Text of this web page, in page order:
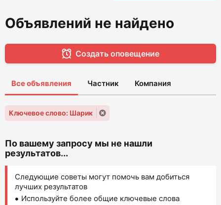
Объявлений не найдено
Создать оповещение
Все объявления Частник Компания
Ключевое слово: Шарик
По вашему запросу мы не нашли
результатов...
Следующие советы могут помочь вам добиться
лучших результатов
Используйте более общие ключевые слова